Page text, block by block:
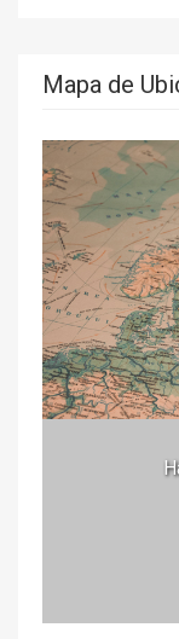
Mapa de